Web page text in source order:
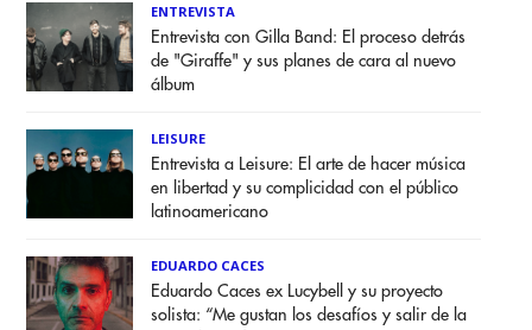
ENTREVISTA
Entrevista con Gilla Band: El proceso detrás
de "Giraffe" y sus planes de cara al nuevo
álbum
LEISURE
Entrevista a Leisure: El arte de hacer música
en libertad y su complicidad con el público
latinoamericano
EDUARDO CACES
Eduardo Caces ex Lucybell y su proyecto
solista: “Me gustan los desafíos y salir de la